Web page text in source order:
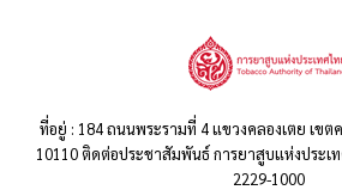
ที่อยู่ : 184 ถนนพระรามที่ 4 แขวงคลองเตย เขต
10110 ติดต่อประชาสัมพันธ์ การยาสูบแห่งประเ
2229-1000